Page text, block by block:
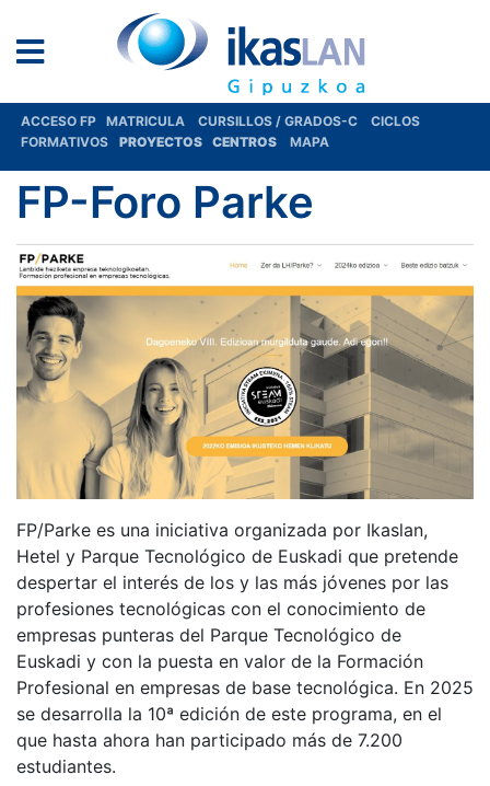
ACCESO FP MATRICULA CURSILLOS / GRADOS-C
CICLOS
FORMATIVOS
PROYECTOS CENTROS MAPA
FP-Foro Parke
FP/Parke es una iniciativa organizada por Ikaslan,
Hetel y Parque Tecnológico de Euskadi que pretende
despertar el interés de los y las más jóvenes por las
profesiones tecnológicas con el conocimiento de
empresas punteras del Parque Tecnológico de
Euskadi y con la puesta en valor de la Formación
Profesional en empresas de base tecnológica. En 2025
se desarrolla la 10ª edición de este programa, en el
que hasta ahora han participado más de 7.200
estudiantes.